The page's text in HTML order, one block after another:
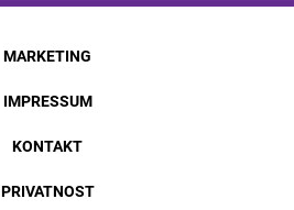
MARKETING
IMPRESSUM
KONTAKT
PRIVATNOST